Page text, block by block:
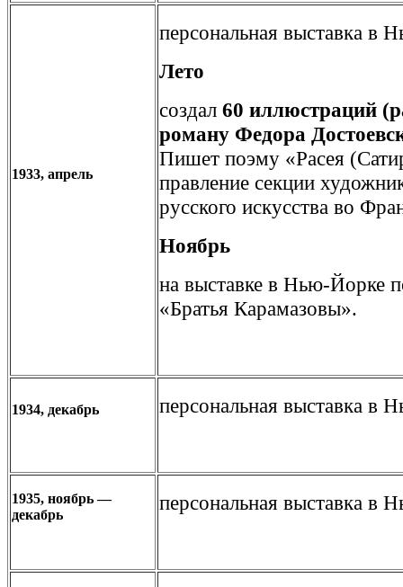
1933, апрель
персональная выставка в
Лето
создал 60 иллюстраций
роману Федора
Пишет поэму «Расея
правление секции
русского искусства во
Ноябрь
на выставке в Нью-Йорке
«Братья Карамазовы».
1934, декабрь персональная выставка в
1935, ноябрь —
декабрь
персональная выставка в